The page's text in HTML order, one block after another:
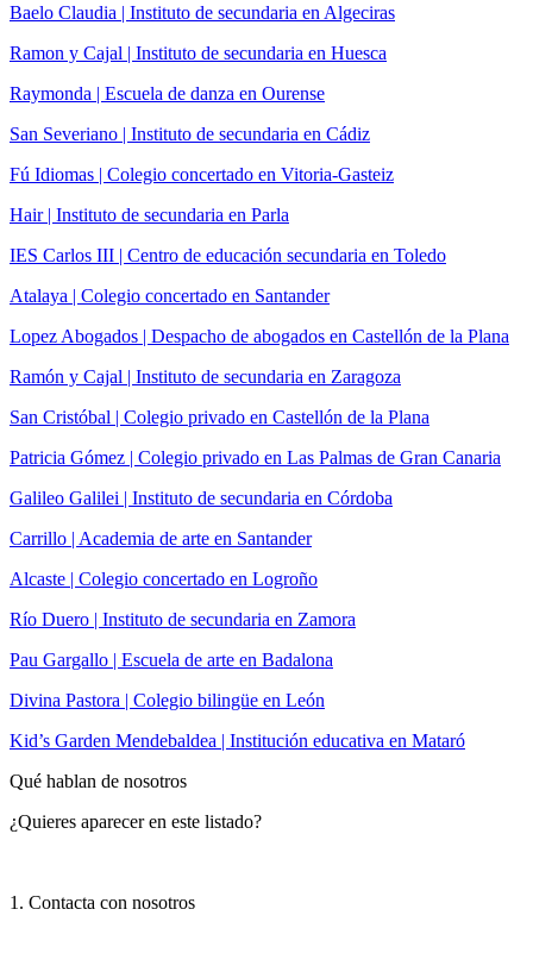
Baelo Claudia | Instituto de secundaria en Algeciras
Ramon y Cajal | Instituto de secundaria en Huesca
Raymonda | Escuela de danza en Ourense
San Severiano | Instituto de secundaria en Cádiz
Fú Idiomas | Colegio concertado en Vitoria-Gasteiz
Hair | Instituto de secundaria en Parla
IES Carlos III | Centro de educación secundaria en Toledo
Atalaya | Colegio concertado en Santander
Lopez Abogados | Despacho de abogados en Castellón de la Plana
Ramón y Cajal | Instituto de secundaria en Zaragoza
San Cristóbal | Colegio privado en Castellón de la Plana
Patricia Gómez | Colegio privado en Las Palmas de Gran Canaria
Galileo Galilei | Instituto de secundaria en Córdoba
Carrillo | Academia de arte en Santander
Alcaste | Colegio concertado en Logroño
Río Duero | Instituto de secundaria en Zamora
Pau Gargallo | Escuela de arte en Badalona
Divina Pastora | Colegio bilingüe en León
Kid’s Garden Mendebaldea | Institución educativa en Mataró
Qué hablan de nosotros
¿Quieres aparecer en este listado?
1. Contacta con nosotros